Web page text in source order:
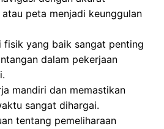
atau peta menjadi keunggulan
fisik yang baik sangat penting
dalam pekerjaan
mandiri dan memastikan
sangat dihargai.
tentang pemeliharaan